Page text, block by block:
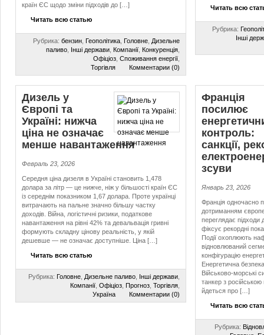
країн ЄС щодо зміни підходів до […]
Читать всю статью
Рубрика: бензин Геополітика Головне Дизельне
паливо Інші держави Компанії Конкуренція
Офіціоз Споживання енергії
Торгівля
Комментарии (0)
Читать всю
Рубрика:
Інші
Дизель у
Європі та
Україні: нижча
ціна не означає
менше навантаження
Февраль 23, 2026
Середня ціна дизеля в Україні становить 1,478
долара за літр — це нижче, ніж у більшості країн ЄС
із середнім показником 1,67 долара. Проте українці
витрачають на пальне значно більшу частку
доходів. Війна, логістичні ризики, податкове
навантаження на рівні 42% та девальвація гривні
формують складну цінову реальність, у якій
дешевше — не означає доступніше. Ціна […]
Читать всю статью
Рубрика: Головне Дизельне паливо Інші держави
Компанії Офіціоз Прогноз Торгівля
Україна
Комментарии (0)
Франція
посилює
контроль:
санкції,
зсуви
Январь 23, 2026
Франція одночасно
дотриманням
переглядає підходи
фіксує рекордні
Події охоплюють
відновлюваний
конфігурацію
Енергетична
Військово-морські
танкер з
йдеться про […]
Читать всю
Рубрика: